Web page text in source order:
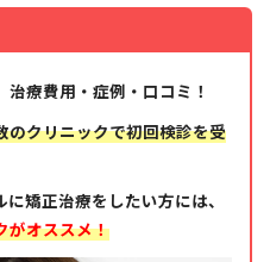
療費用・症例・口コミ！
のクリニックで初回検診を受
矯正治療をしたい方には、
がオススメ！